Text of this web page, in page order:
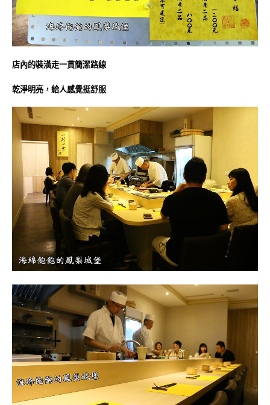
店內的裝潢走一貫簡潔路線
乾淨明亮，給人感覺挺舒服